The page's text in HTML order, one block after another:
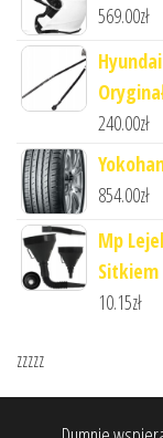
569.00zł
240.00zł
854.00zł
Mp
Sitkiem
10.15zł
zzzzz